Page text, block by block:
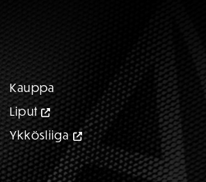
Kauppa
Liput
Ykkösliiga